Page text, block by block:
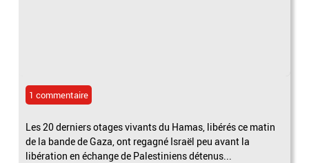
1 commentaire
Les 20 derniers otages vivants du Hamas, libérés ce matin
de la bande de Gaza, ont regagné Israël peu avant la
libération en échange de Palestiniens détenus...